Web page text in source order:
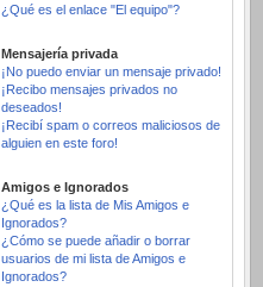
¿Qué es el enlace "El equipo"?
Mensajería privada
¡No puedo enviar un mensaje privado!
¡Recibo mensajes privados no
deseados!
¡Recibí spam o correos maliciosos de
alguien en este foro!
Amigos e Ignorados
¿Qué es la lista de Mis Amigos e
Ignorados?
¿Cómo se puede añadir o borrar
usuarios de mi lista de Amigos e
Ignorados?